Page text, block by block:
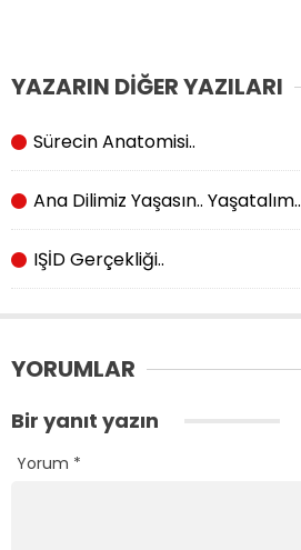
YAZARIN DİĞER YAZILARI
Sürecin Anatomisi..
Ana Dilimiz Yaşasın.. Yaşatalım..
IŞİD Gerçekliği..
YORUMLAR
Bir yanıt yazın
Yorum *